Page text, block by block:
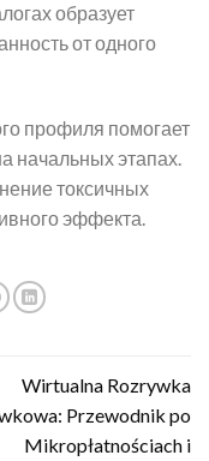
образует
от одного
профиля помогает
начальных этапах.
токсичных
эффекта.
Wirtualna Rozrywka
Przewodnik po
Mikropłatnościach i